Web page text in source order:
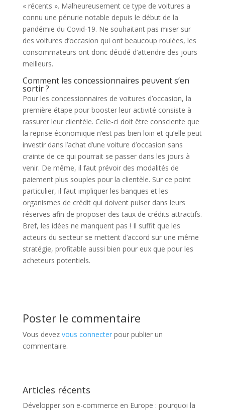
« récents ». Malheureusement ce type de voitures a
connu une pénurie notable depuis le début de la
pandémie du Covid-19. Ne souhaitant pas miser sur
des voitures d’occasion qui ont beaucoup roulées, les
consommateurs ont donc décidé d’attendre des jours
meilleurs.
Comment les concessionnaires peuvent s’en
sortir ?
Pour les concessionnaires de voitures d’occasion, la
première étape pour booster leur activité consiste à
rassurer leur clientèle. Celle-ci doit être consciente que
la reprise économique n’est pas bien loin et qu’elle peut
investir dans l’achat d’une voiture d’occasion sans
crainte de ce qui pourrait se passer dans les jours à
venir. De même, il faut prévoir des modalités de
paiement plus souples pour la clientèle. Sur ce point
particulier, il faut impliquer les banques et les
organismes de crédit qui doivent puiser dans leurs
réserves afin de proposer des taux de crédits attractifs.
Bref, les idées ne manquent pas ! Il suffit que les
acteurs du secteur se mettent d’accord sur une même
stratégie, profitable aussi bien pour eux que pour les
acheteurs potentiels.
Poster le commentaire
Vous devez vous connecterpour publier un
commentaire.
Articles récents
Développer son e-commerce en Europe : pourquoi la